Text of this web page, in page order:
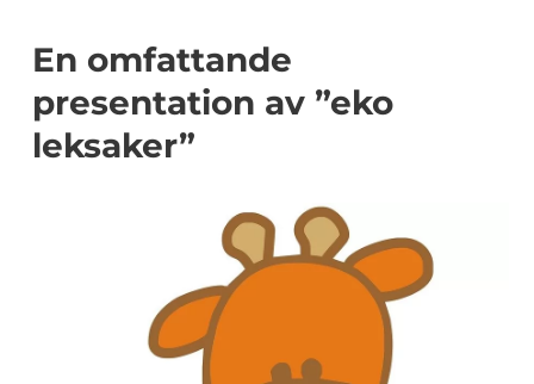
En omfattande
presentation av ”eko
leksaker”